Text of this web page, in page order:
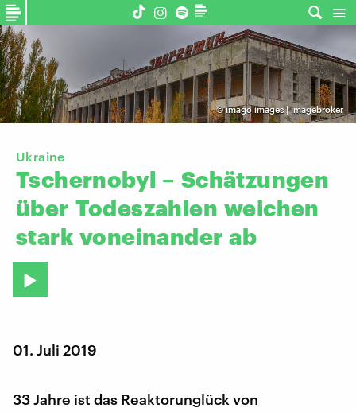
©imago images | imagebroker
Ukraine
Tschernobyl – Schätzungen
über Todeszahlen weichen
stark voneinander ab
01. Juli 2019
33 Jahre ist das Reaktorunglück von